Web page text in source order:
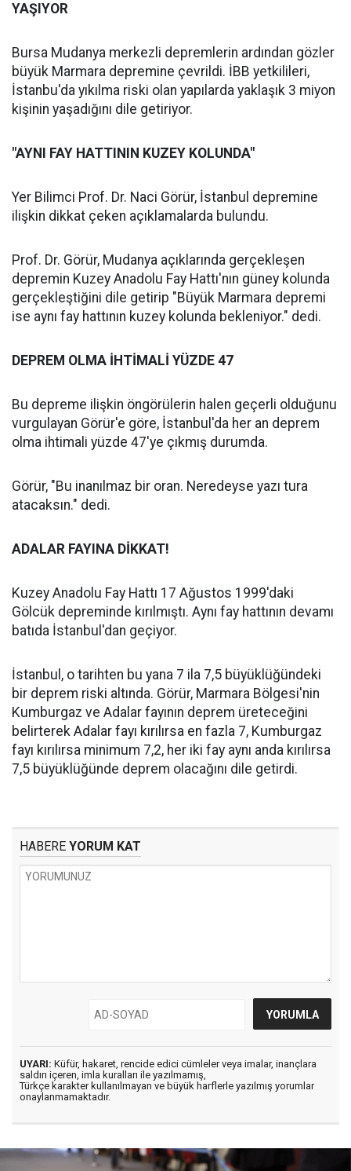
YAŞIYOR
Bursa Mudanya merkezli depremlerin ardından gözler
büyük Marmara depremine çevrildi. İBB yetkilileri,
İstanbu'da yıkılma riski olan yapılarda yaklaşık 3 miyon
kişinin yaşadığını dile getiriyor.
"AYNI FAY HATTININ KUZEY KOLUNDA"
Yer Bilimci Prof. Dr. Naci Görür, İstanbul depremine
ilişkin dikkat çeken açıklamalarda bulundu.
Prof. Dr. Görür, Mudanya açıklarında gerçekleşen
depremin Kuzey Anadolu Fay Hattı'nın güney kolunda
gerçekleştiğini dile getirip "Büyük Marmara depremi
ise aynı fay hattının kuzey kolunda bekleniyor." dedi.
DEPREM OLMA İHTİMALİ YÜZDE 47
Bu depreme ilişkin öngörülerin halen geçerli olduğunu
vurgulayan Görür'e göre, İstanbul'da her an deprem
olma ihtimali yüzde 47'ye çıkmış durumda.
Görür, "Bu inanılmaz bir oran. Neredeyse yazı tura
atacaksın." dedi.
ADALAR FAYINA DİKKAT!
Kuzey Anadolu Fay Hattı 17 Ağustos 1999'daki
Gölcük depreminde kırılmıştı. Aynı fay hattının devamı
batıda İstanbul'dan geçiyor.
İstanbul, o tarihten bu yana 7 ila 7,5 büyüklüğündeki
bir deprem riski altında. Görür, Marmara Bölgesi'nin
Kumburgaz ve Adalar fayının deprem üreteceğini
belirterek Adalar fayı kırılırsa en fazla 7, Kumburgaz
fayı kırılırsa minimum 7,2, her iki fay aynı anda kırılırsa
7,5 büyüklüğünde deprem olacağını dile getirdi.
HABERE YORUM KAT
UYARI: Küfür, hakaret, rencide edici cümleler veya imalar, inançlara
saldırı içeren, imla kuralları ile yazılmamış,
Türkçe karakter kullanılmayan ve büyük harflerle yazılmış yorumlar
onaylanmamaktadır.